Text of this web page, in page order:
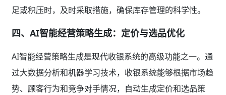
足或积压时，及时采取措施，确保库存管理的科学性。
四、AI智能经营策略生成：定价与选品优化
AI智能经营策略生成是现代收银系统的高级功能之一。通
过大数据分析和机器学习技术，收银系统能够根据市场趋
势、顾客行为和竞争对手情况，自动生成定价和选品策